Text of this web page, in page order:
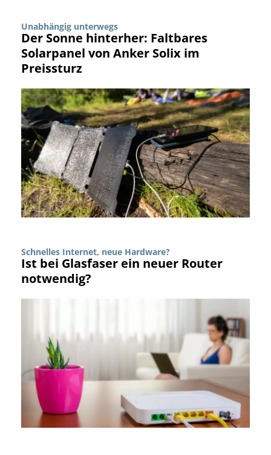
Unabhängig unterwegs
Der Sonne hinterher: Faltbares
Solarpanel von Anker Solix im
Preissturz
Schnelles Internet, neue Hardware?
Ist bei Glasfaser ein neuer Router
notwendig?